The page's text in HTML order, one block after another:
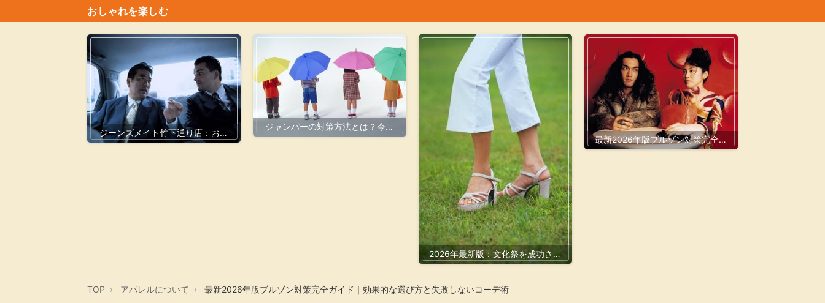
おしゃれを楽しむ
ジーンズメイト竹下通り店：おし
ジャンパーの対策方法とは？今す
2026年最新版：文化祭を成功させ
最新2026年版ブルゾン対策完全ガ
TOP アパレルについて 最新2026年版ブルゾン対策完全ガイド｜効果的な選び方と失敗しないコーデ術